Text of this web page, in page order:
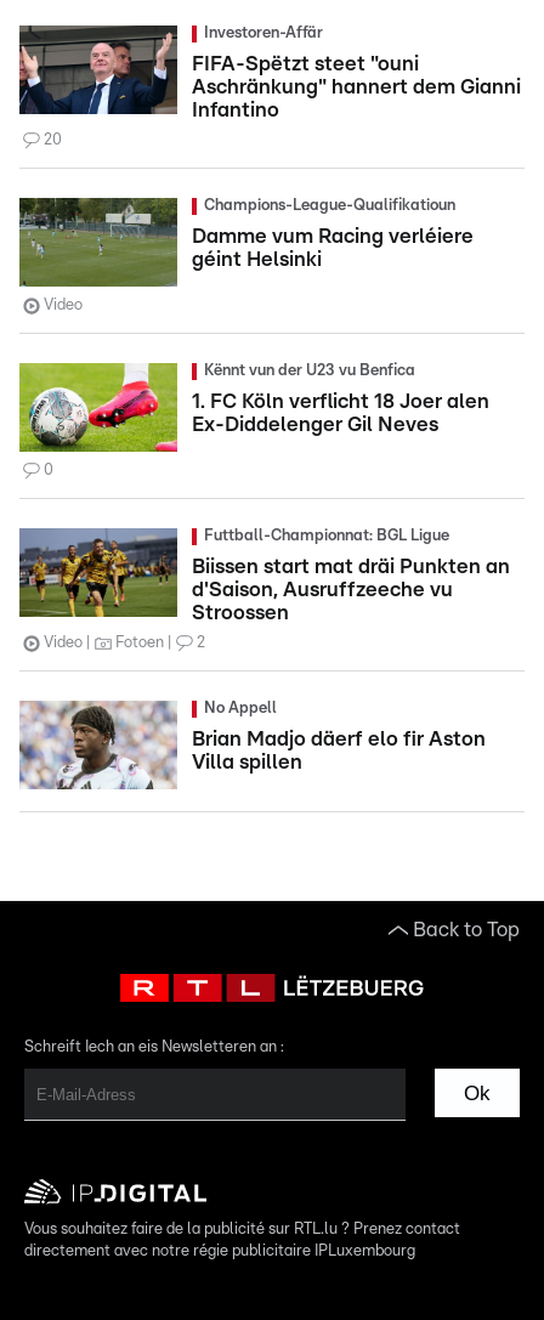
Investoren-Affär
FIFA-Spëtzt steet "ouni
Aschränkung" hannert dem Gianni
Infantino
20
Champions-League-Qualifikatioun
Damme vum Racing verléiere
géint Helsinki
Video
Kënnt vun der U23 vu Benfica
1. FC Köln verflicht 18 Joer alen
Ex-Diddelenger Gil Neves
0
Futtball-Championnat: BGL Ligue
Biissen start mat dräi Punkten an
d'Saison, Ausruffzeeche vu
Stroossen
Video Fotoen 2
No Appell
Brian Madjo däerf elo fir Aston
Villa spillen
Back to Top
Schreift Iech an eis Newsletteren an :
Ok
Vous souhaitez faire de la publicité sur RTL.lu ? Prenez contact
directement avec notre régie publicitaire IPLuxembourg